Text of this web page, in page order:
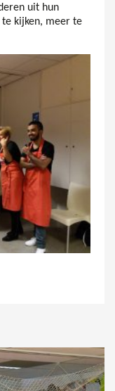
uit hun
kijken, meer te